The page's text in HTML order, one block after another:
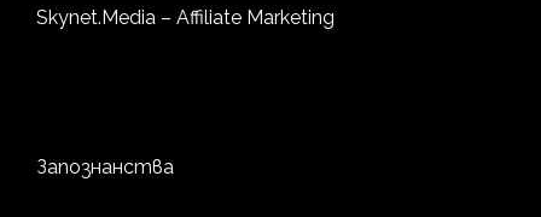
Skynet.Media – Affiliate Marketing
Запознанства